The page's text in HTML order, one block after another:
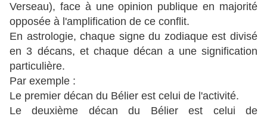
Verseau), face à une opinion publique en majorité
opposée à l'amplification de ce conflit.
En astrologie, chaque signe du zodiaque est divisé
en 3 décans, et chaque décan a une signification
particulière.
Par exemple :
Le premier décan du Bélier est celui de l'activité.
Le deuxième décan du Bélier est celui de